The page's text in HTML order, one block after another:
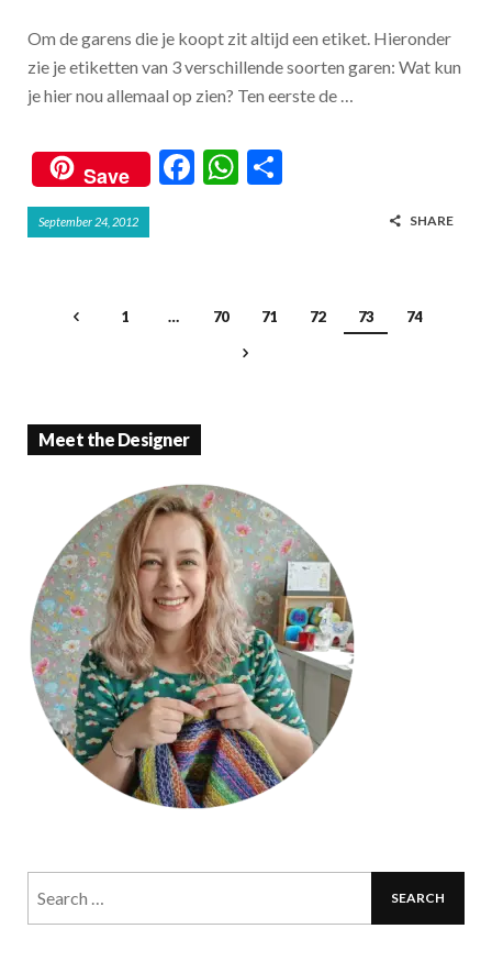
Om de garens die je koopt zit altijd een etiket. Hieronder
zie je etiketten van 3 verschillende soorten garen: Wat kun
je hier nou allemaal op zien? Ten eerste de …
Save
F
W
p
September 24, 2012 SHARE
1 … 70 71 72 73 74
Meet the Designer